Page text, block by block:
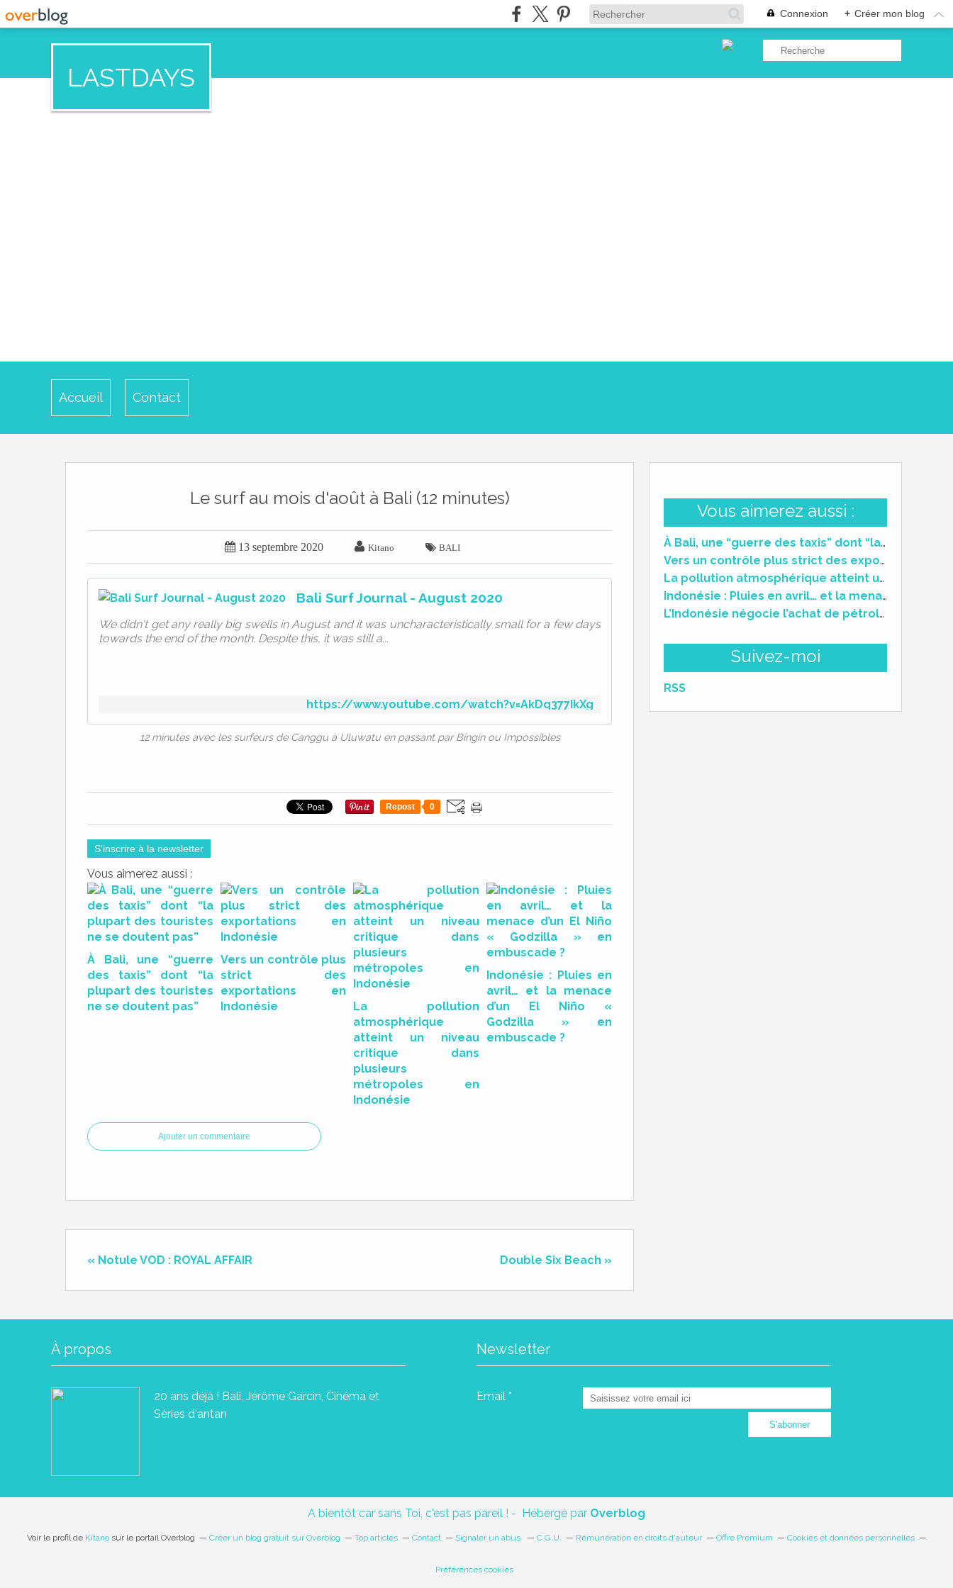
Connexion + Créer mon blog
LASTDAYS
Accueil Contact
Vous aimerez aussi :
À Bali, une “guerre des taxis” dont “la plupart des touristes ne se doutent pas”
Vers un contrôle plus strict des exportations en Indonésie
La pollution atmosphérique atteint un niveau critique dans plusieurs métropoles en Indonésie
Indonésie : Pluies en avril… et la menace d’un El Niño « Godzilla » en embuscade ?
L’Indonésie négocie l’achat de pétrole brut et de GNL auprès de la Russie
Suivez-moi
RSS
Le surf au mois d'août à Bali (12 minutes)
 13 septembre 2020  Kitano  BALI
Bali Surf Journal - August 2020
We didn't get any really big swells in August and it was uncharacteristically small for a few days
towards the end of the month. Despite this, it was still a...
https://www.youtube.com/watch?v=AkDq377IkXg
12 minutes avec les surfeurs de Canggu à Uluwatu en passant par Bingin ou Impossibles
Repost 0
S'inscrire à la newsletter
Vous aimerez aussi :
À Bali, une “guerre
des taxis” dont “la
plupart des touristes
ne se doutent pas”
Vers un contrôle plus
strict des
exportations en
Indonésie
La pollution
atmosphérique
atteint un niveau
critique dans
plusieurs
métropoles en
Indonésie
Indonésie : Pluies en
avril… et la menace
d’un El Niño «
Godzilla » en
embuscade ?
Ajouter un commentaire
« Notule VOD : ROYAL AFFAIR Double Six Beach »
À propos
20 ans déjà ! Bali, Jérôme Garcin, Cinéma et
Séries d'antan
Newsletter
Email
A bientôt car sans Toi, c'est pas pareil ! - Hébergé par Overblog
Voir le profil de Kitanosur le portail Overblog Créer un blog gratuit sur Overblog Top articles Contact Signaler un abus C.G.U. Rémunération en droits d'auteur Offre Premium Cookies et données personnelles
Préférences cookies